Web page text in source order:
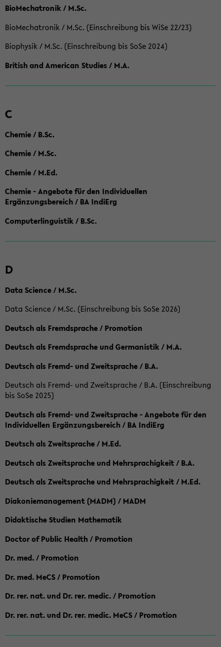
BioMechatronik / M.Sc.
BioMechatronik / M.Sc. (Einschreibung bis WiSe 22/23)
Biophysik / M.Sc. (Einschreibung bis SoSe 2024)
British and American Studies / M.A.
C
Chemie / B.Sc.
Chemie / M.Sc.
Chemie / M.Ed.
Chemie - Angebote für den Individuellen
Ergänzungsbereich / BA IndiErg
Computerlinguistik / B.Sc.
D
Data Science / M.Sc.
Data Science / M.Sc. (Einschreibung bis SoSe 2026)
Deutsch als Fremdsprache / Promotion
Deutsch als Fremdsprache und Germanistik / M.A.
Deutsch als Fremd- und Zweitsprache / B.A.
Deutsch als Fremd- und Zweitsprache / B.A. (Einschreibung
bis SoSe 2025)
Deutsch als Fremd- und Zweitsprache - Angebote für den
Individuellen Ergänzungsbereich / BA IndiErg
Deutsch als Zweitsprache / M.Ed.
Deutsch als Zweitsprache und Mehrsprachigkeit / B.A.
Deutsch als Zweitsprache und Mehrsprachigkeit / M.Ed.
Diakoniemanagement (MADM) / MADM
Didaktische Studien Mathematik
Doctor of Public Health / Promotion
Dr. med. / Promotion
Dr. med. MeCS / Promotion
Dr. rer. nat. und Dr. rer. medic. / Promotion
Dr. rer. nat. und Dr. rer. medic. MeCS / Promotion